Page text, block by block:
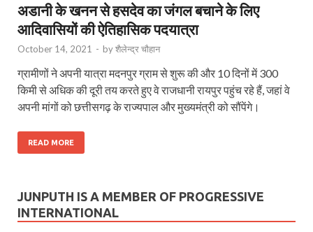
अडानी के खनन से हसदेव का जंगल बचाने के लिए
आदिवासियों की ऐतिहासिक पदयात्रा
October 14, 2021 - byशैलेन्द्र चौहान
ग्रामीणों ने अपनी यात्रा मदनपुर ग्राम से शुरू की और 10 दिनों में 300
किमी से अधिक की दूरी तय करते हुए वे राजधानी रायपुर पहुंच रहे हैं, जहां वे
अपनी मांगों को छत्तीसगढ़ के राज्यपाल और मुख्यमंत्री को सौंपेंगे।
READ MORE
JUNPUTH IS A MEMBER OF PROGRESSIVE
INTERNATIONAL